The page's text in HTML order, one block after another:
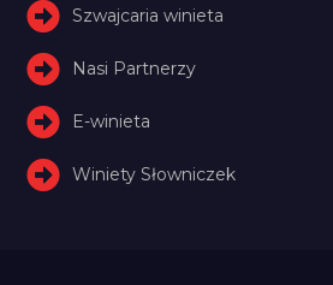
Szwajcaria winieta
Nasi Partnerzy
E-winieta
Winiety Słowniczek